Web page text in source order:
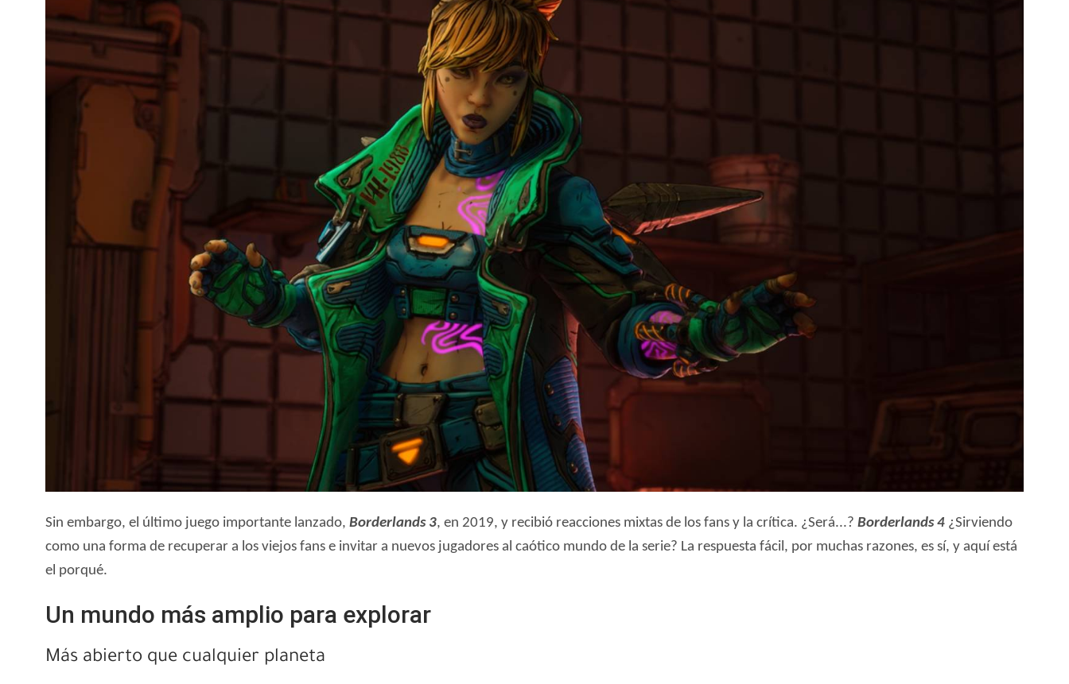
Sin embargo, el último juego importante lanzado, Borderlands 3, en 2019, y recibió reacciones mixtas de los fans y la crítica. ¿Será...? Borderlands 4 ¿Sirviendo
como una forma de recuperar a los viejos fans e invitar a nuevos jugadores al caótico mundo de la serie? La respuesta fácil, por muchas razones, es sí, y aquí está
el porqué.
Un mundo más amplio para explorar
Más abierto que cualquier planeta